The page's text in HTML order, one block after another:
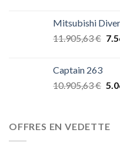
Mitsubishi
11.905,63€
Captain 263
10.905,63€
OFFRES EN VEDETTE